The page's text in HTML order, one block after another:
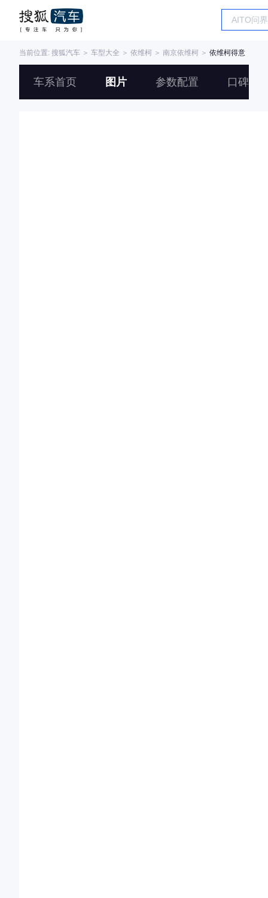
当前位置: 搜狐汽车 ＞ 车型大全 ＞ 依维柯 ＞ 南京依维柯 ＞ 依维柯得意
车系首页 图片 参数配置 口碑